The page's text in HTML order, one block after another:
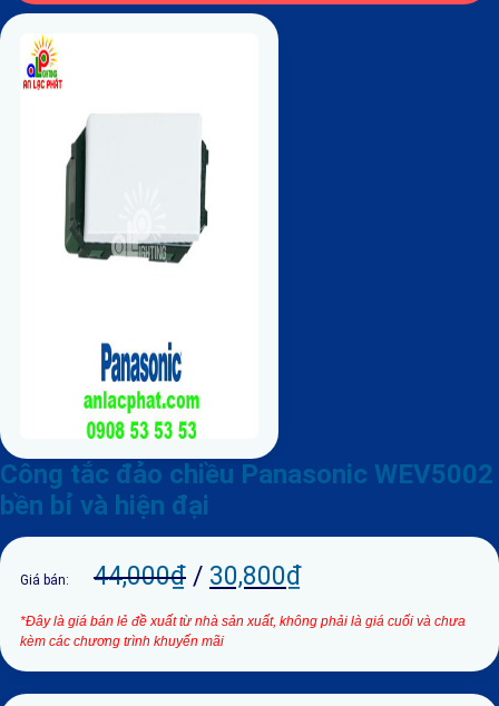
Công tắc đảo chiều Panasonic WEV5002
bền bỉ và hiện đại
Giá bán: 44,000₫ / 30,800₫
*Đây là giá bán lẻ đề xuất từ nhà sản xuất, không phải là giá cuối và chưa
kèm các chương trình khuyến mãi